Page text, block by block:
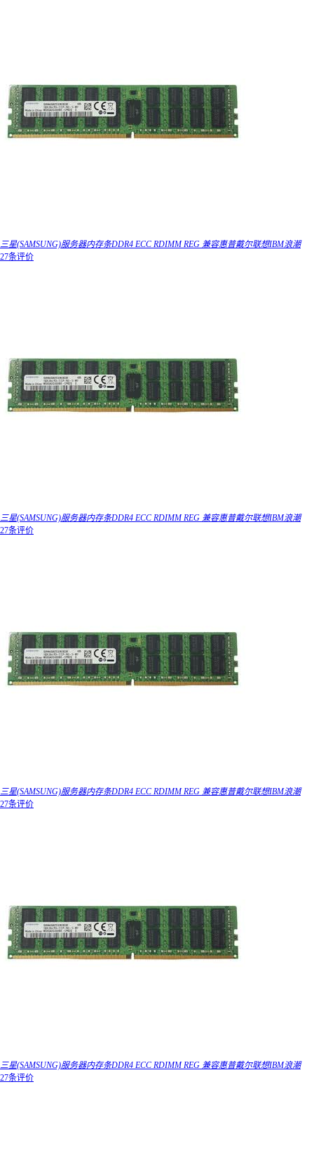
三星(SAMSUNG)服务器内存条DDR4 ECC RDIMM REG 兼容惠普戴尔联想IBM浪潮
27条评价
三星(SAMSUNG)服务器内存条DDR4 ECC RDIMM REG 兼容惠普戴尔联想IBM浪潮
27条评价
三星(SAMSUNG)服务器内存条DDR4 ECC RDIMM REG 兼容惠普戴尔联想IBM浪潮
27条评价
三星(SAMSUNG)服务器内存条DDR4 ECC RDIMM REG 兼容惠普戴尔联想IBM浪潮
27条评价